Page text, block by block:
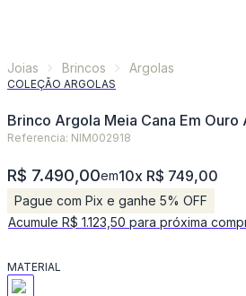
Joias Brincos Argolas
COLEÇÃO ARGOLAS
Brinco Argola Meia Cana Em Ouro
Referencia: NIM002918
R$ 7.490,00em10x R$ 749,00
Pague com Pix e ganhe 5% OFF
Acumule R$ 1.123,50 para próxima
MATERIAL